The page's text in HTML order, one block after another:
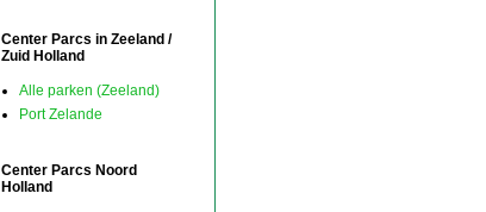
Center Parcs in Zeeland /
Zuid Holland
Alle parken (Zeeland)
Port Zelande
Center Parcs Noord
Holland